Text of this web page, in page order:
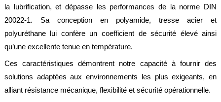
la lubrification, et dépasse les performances de la norme DIN
20022-1. Sa conception en polyamide, tresse acier et
polyuréthane lui confère un coefficient de sécurité élevé ainsi
qu’une excellente tenue en température.
Ces caractéristiques démontrent notre capacité à fournir des
solutions adaptées aux environnements les plus exigeants, en
alliant résistance mécanique, flexibilité et sécurité opérationnelle.